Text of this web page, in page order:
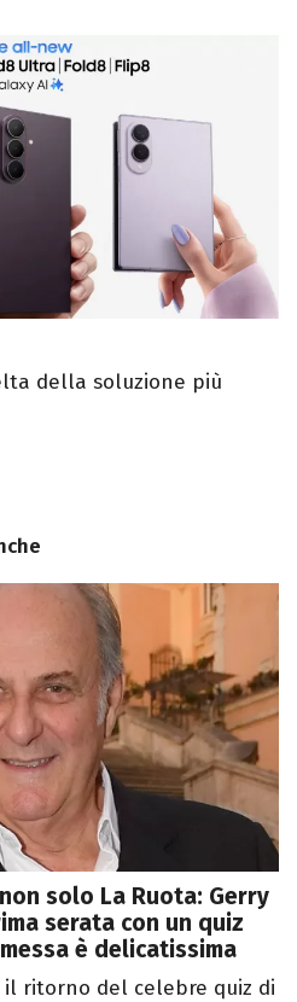
della soluzione più
solo La Ruota: Gerry
serata con un quiz
è delicatissima
ritorno del celebre quiz di